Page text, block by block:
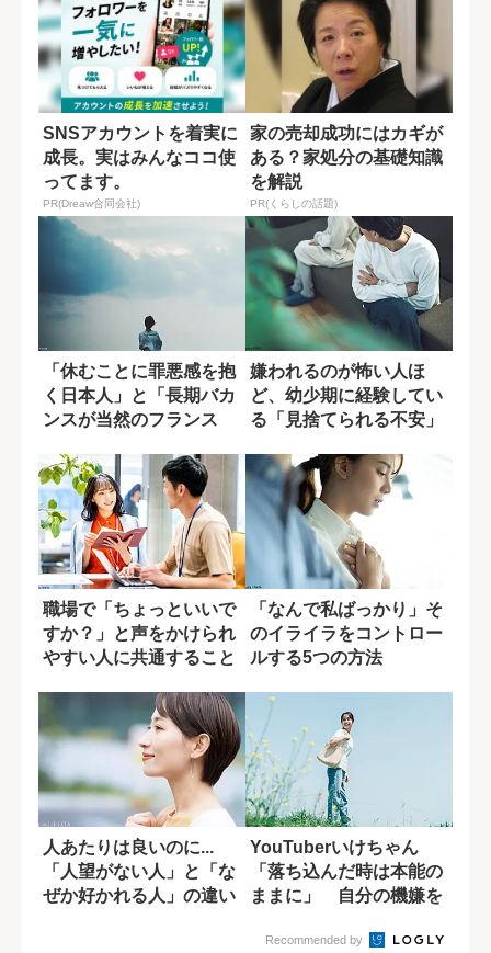
SNSアカウントを着実に
成長。実はみんなココ使
ってます。
PR(Dreaw合同会社)
家の売却成功にはカギが
ある？家処分の基礎知識
を解説
PR(くらしの話題)
「休むことに罪悪感を抱
く日本人」と「長期バカ
ンスが当然のフランス
嫌われるのが怖い人ほ
ど、幼少期に経験してい
る「見捨てられる不安」
職場で「ちょっといいで
すか？」と声をかけられ
やすい人に共通すること
「なんで私ばっかり」そ
のイライラをコントロー
ルする5つの方法
人あたりは良いのに...
「人望がない人」と「な
ぜか好かれる人」の違い
YouTuberいけちゃん
「落ち込んだ時は本能の
ままに」 自分の機嫌を
Recommended by